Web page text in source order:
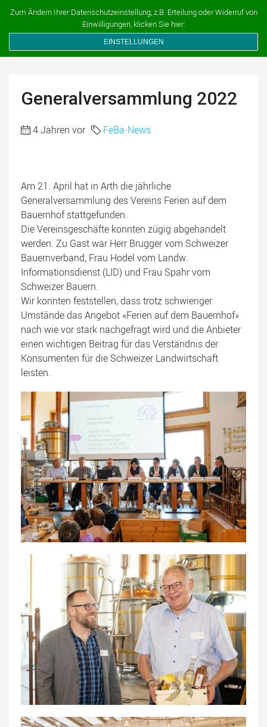
Ferien auf dem Bauernhof
Generalversammlung 2022
4 Jahren vor FeBa-News
Am 21. April hat in Arth die jährliche
Generalversammlung des Vereins Ferien auf dem
Bauernhof stattgefunden.
Die Vereinsgeschäfte konnten zügig abgehandelt
werden. Zu Gast war Herr Brugger vom Schweizer
Bauernverband, Frau Hodel vom Landw.
Informationsdienst (LID) und Frau Spahr vom
Schweizer Bauern.
Wir konnten feststellen, dass trotz schwieriger
Umstände das Angebot «Ferien auf dem Bauernhof»
nach wie vor stark nachgefragt wird und die Anbieter
einen wichtigen Beitrag für das Verständnis der
Konsumenten für die Schweizer Landwirtschaft
leisten.
Zum Ändern Ihrer Datenschutzeinstellung, z.B. Erteilung oder Widerruf von
Einwilligungen, klicken Sie hier:
EINSTELLUNGEN